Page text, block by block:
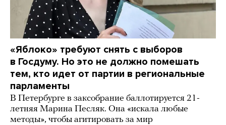
«Яблоко» требуют снять с выборов
в Госдуму. Но это не должно помешать
тем, кто идет от партии в региональные
парламенты
В Петербурге в заксобрание баллотируется 21-
летняя Марина Песляк. Она «искала любые
методы», чтобы агитировать за мир